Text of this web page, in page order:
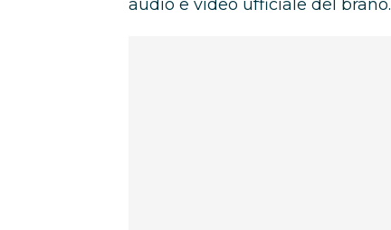
audio e video ufficiale del brano.